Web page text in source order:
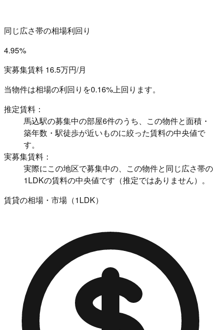
同じ広さ帯の相場利回り
4.95%
実募集賃料 16.5万円/月
当物件は相場の利回りを0.16%上回ります。
推定賃料：
馬込駅の募集中の部屋6件のうち、この物件と面積・
築年数・駅徒歩が近いものに絞った賃料の中央値で
す。
実募集賃料：
実際にこの地区で募集中の、この物件と同じ広さ帯の
1LDKの賃料の中央値です（推定ではありません）。
賃貸の相場・市場（1LDK）